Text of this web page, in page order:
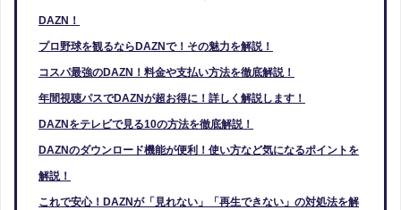
DAZN！
プロ野球を観るならDAZNで！その魅力を解説！
コスパ最強のDAZN！料金や支払い方法を徹底解説！
年間視聴パスでDAZNが超お得に！詳しく解説します！
DAZNをテレビで見る10の方法を徹底解説！
DAZNのダウンロード機能が便利！使い方など気になるポイントを
解説！
これで安心！DAZNが「見れない」「再生できない」の対処法を解